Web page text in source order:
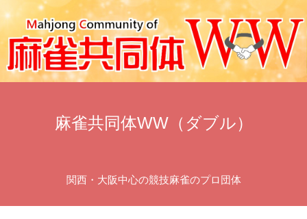
麻雀共同体WW（ダブル）
関西・大阪中心の競技麻雀のプロ団体